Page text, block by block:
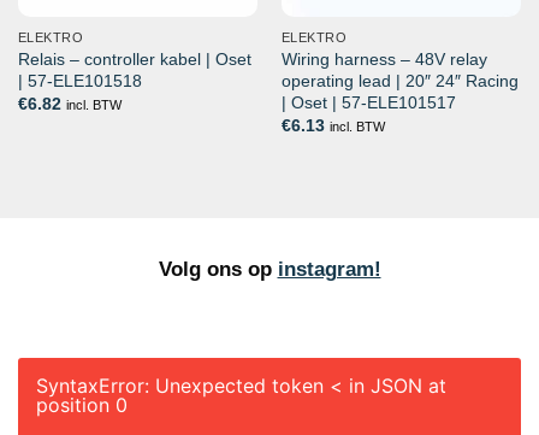
ELEKTRO
Relais – controller kabel | Oset
| 57-ELE101518
€6.82 incl. BTW
ELEKTRO
Wiring harness – 48V relay
operating lead | 20″ 24″ Racing
| Oset | 57-ELE101517
€6.13 incl. BTW
Volg ons op instagram!
SyntaxError: Unexpected token < in JSON at
position 0